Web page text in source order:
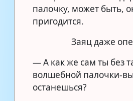
палочку, может быть,
пригодится.
Заяц даже
— А как же сам ты без
волшебной палочки-
останешься?